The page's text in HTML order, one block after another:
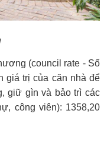
(council rate - Số
giá trị của căn nhà để
giữ gìn và bảo trì các
công viên): 1358,20